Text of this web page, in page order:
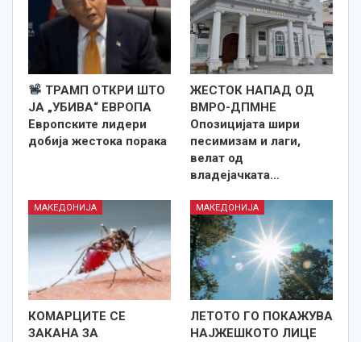
ТРАМП ОТКРИ ШТО
ЈА „УБИВА“ ЕВРОПА
Европските лидери
добија жестока порака
ЖЕСТОК НАПАД ОД
ВМРО-ДПМНЕ
Опозицијата шири
песимизам и лаги,
велат од
владејачката…
МАКЕДОНИЈА
КОМАРЦИТЕ СЕ
ЗАКАНА ЗА
МАКЕДОНИЈА
ЛЕТОТО ГО ПОКАЖУВА
НАЈЖЕШКОТО ЛИЦE